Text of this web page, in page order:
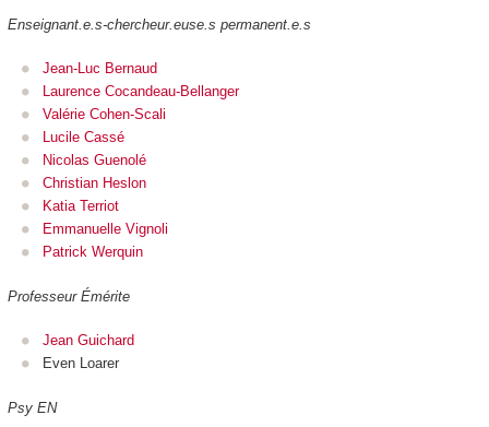
Enseignant.e.s-chercheur.euse.s permanent.e.s
Jean-Luc Bernaud
Laurence Cocandeau-Bellanger
Valérie Cohen-Scali
Lucile Cassé
Nicolas Guenolé
Christian Heslon
Katia Terriot
Emmanuelle Vignoli
Patrick Werquin
Professeur Émérite
Jean Guichard
Even Loarer
Psy EN